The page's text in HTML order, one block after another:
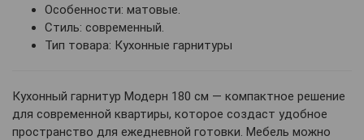
Особенности: матовые.
Стиль: современный.
Тип товара: Кухонные гарнитуры
Кухонный гарнитур Модерн 180 см — компактное решение
для современной квартиры, которое создаст удобное
пространство для ежедневной готовки. Мебель можно